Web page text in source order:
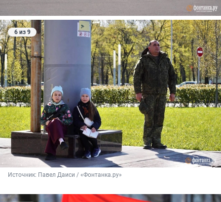
6 из 9
Источник: Павел Даиси / «Фонтанка.ру»